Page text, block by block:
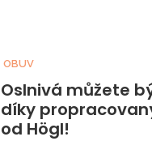
OBUV
Oslnivá můžete
díky
od Högl!